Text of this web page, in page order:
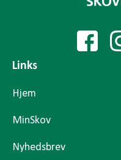
Links
Hjem
MinSkov
Nyhedsbrev